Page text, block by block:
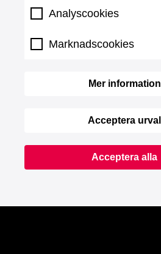
Analyscookies
Marknadscookies
Mer information
Acceptera urval
Acceptera alla